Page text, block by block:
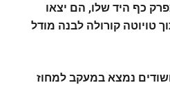
כף היד שלו, הם יצאו
טויוטה קורולה לבנה מודל
נמצא במעקב למחוז